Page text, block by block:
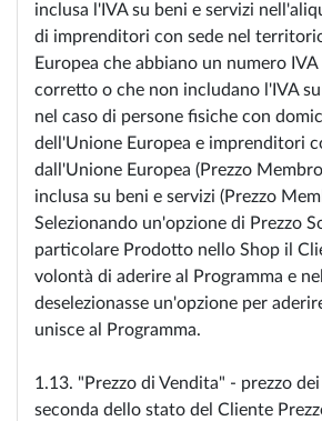
inclusa l'IVA su beni e servizi
di imprenditori con sede nel
Europea che abbiano un numero
corretto o che non includano l'IVA
nel caso di persone fisiche con
dell'Unione Europea e imprenditori
dall'Unione Europea (Prezzo
inclusa su beni e servizi (Prezzo
Selezionando un'opzione di Prezzo
particolare Prodotto nello Shop il
volontà di aderire al Programma e
deselezionasse un'opzione per
unisce al Programma.
1.13. "Prezzo di Vendita" - prezzo
seconda dello stato del Cliente